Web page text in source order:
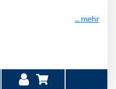
... mehr